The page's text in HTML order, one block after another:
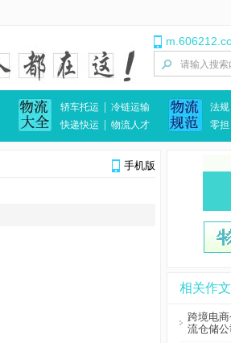
轿车托运
冷链运输
快递快运
物流人才
法规
零担
手机版
相关作文
跨境电
流仓储公